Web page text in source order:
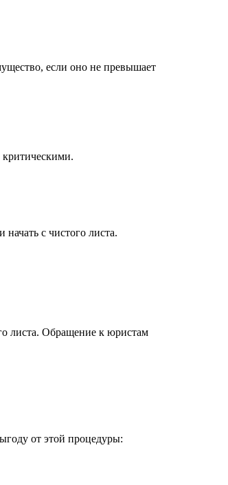
если оно не превышает
критическими.
с чистого листа.
от этой процедуры: